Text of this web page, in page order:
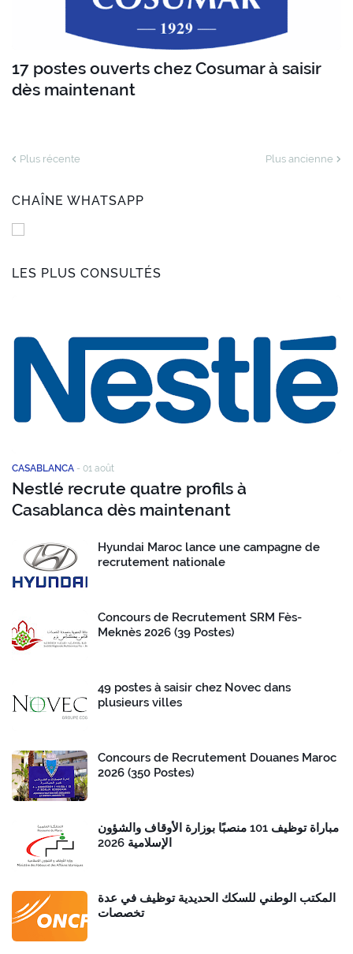
17 postes ouverts chez Cosumar à saisir
dès maintenant
Plus récente Plus ancienne
CHAÎNE WHATSAPP
LES PLUS CONSULTÉS
CASABLANCA - 01 août
Nestlé recrute quatre profils à
Casablanca dès maintenant
Hyundai Maroc lance une campagne de
recrutement nationale
Concours de Recrutement SRM Fès-
Meknès 2026 (39 Postes)
49 postes à saisir chez Novec dans
plusieurs villes
Concours de Recrutement Douanes Maroc
2026 (350 Postes)
مباراة توظيف 101 منصبًا بوزارة الأوقاف والشؤون
الإسلامية 2026
المكتب الوطني للسكك الحديدية توظيف في عدة
تخصصات